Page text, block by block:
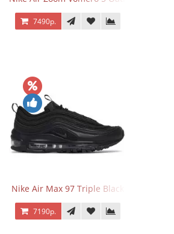
7490р.
Nike Air Max 97 Triple Black
7190р.